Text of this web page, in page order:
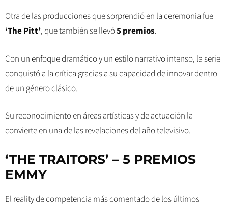
Otra de las producciones que sorprendió en la ceremonia fue
‘The Pitt’, que también se llevó5 premios.
Con un enfoque dramático y un estilo narrativo intenso, la serie
conquistó a la crítica gracias a su capacidad de innovar dentro
de un género clásico.
Su reconocimiento en áreas artísticas y de actuación la
convierte en una de las revelaciones del año televisivo.
‘THE TRAITORS’ – 5 PREMIOS
EMMY
El reality de competencia más comentado de los últimos